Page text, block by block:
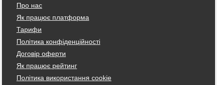
Про нас
Як працює платформа
Тарифи
Політика конфіденційності
Договір оферти
Як працює рейтинг
Політика використання cookie